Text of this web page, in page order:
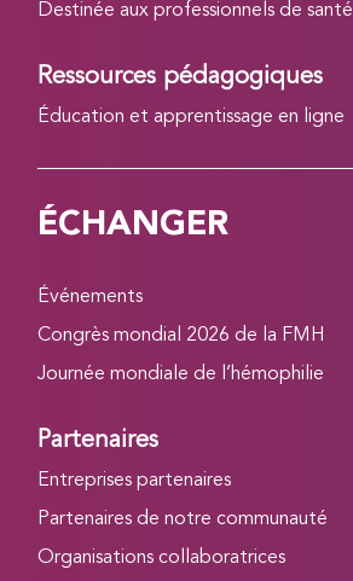
Destinée aux professionnels de santé
Ressources pédagogiques
Éducation et apprentissage en ligne
ÉCHANGER
Événements
Congrès mondial 2026 de la FMH
Journée mondiale de l’hémophilie
Partenaires
Entreprises partenaires
Partenaires de notre communauté
Organisations collaboratrices